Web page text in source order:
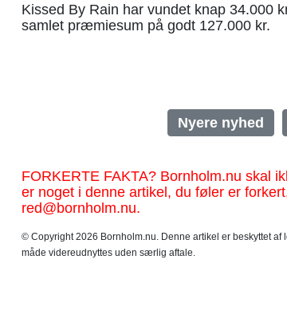
Kissed By Rain har vundet knap 34.000
samlet præmiesum på godt 127.000 kr.
Nyere nyhed
FORKERTE FAKTA? Bornholm.nu skal
er noget i denne artikel, du føler er
red@bornholm.nu.
© Copyright 2026 Bornholm.nu. Denne artikel er beskyttet
måde videreudnyttes uden særlig aftale.